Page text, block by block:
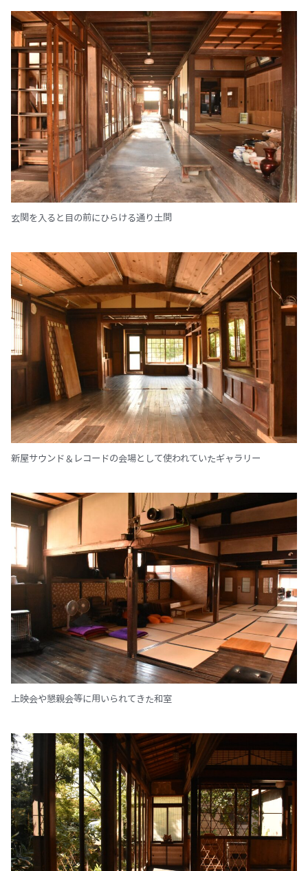
玄関を入ると目の前にひらける通り土間
新屋サウンド＆レコードの会場として使われていたギャラリー
上映会や懇親会等に用いられてきた和室